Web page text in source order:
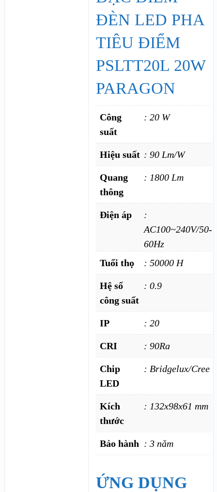
ĐÈN LED PHA
TIÊU ĐIỂM
PSLTT20L 20W
PARAGON
Công
suất
: 20 W
Hiệu suất : 90 Lm/W
Quang
thông
: 1800 Lm
Điện áp
:
AC100~240V/50-
60Hz
Tuổi thọ
: 50000 H
Hệ số
công suất
: 0.9
IP : 20
CRI : 90Ra
Chip
LED
: Bridgelux/Cree
Kích
thước
: 132x98x61 mm
Bảo hành : 3 năm
ỨNG DỤNG